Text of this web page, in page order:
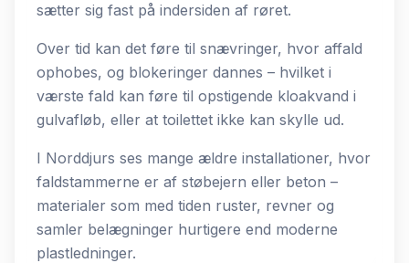
sætter sig fast på indersiden af røret.
Over tid kan det føre til snævringer, hvor affald
ophobes, og blokeringer dannes – hvilket i
værste fald kan føre til opstigende kloakvand i
gulvafløb, eller at toilettet ikke kan skylle ud.
I Norddjurs ses mange ældre installationer, hvor
faldstammerne er af støbejern eller beton –
materialer som med tiden ruster, revner og
samler belægninger hurtigere end moderne
plastledninger.